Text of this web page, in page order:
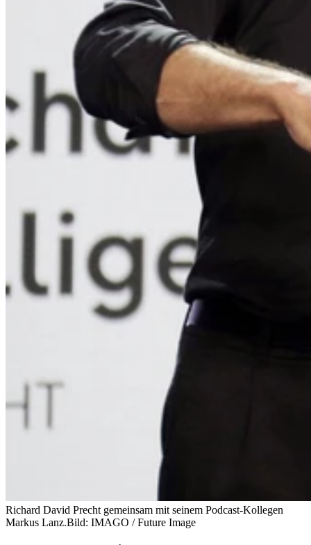
Richard David Precht gemeinsam mit seinem Podcast-Kollegen
Markus Lanz.Bild: IMAGO / Future Image